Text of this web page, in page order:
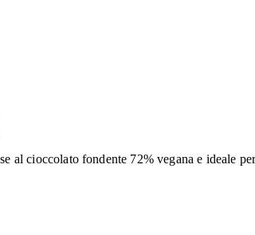
al cioccolato fondente 72% vegana e ideale